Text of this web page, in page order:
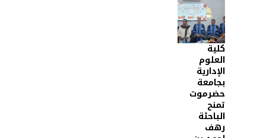
كلية
العلوم
الإدارية
بجامعة
حضرموت
تمنح
الباحثة
رهف